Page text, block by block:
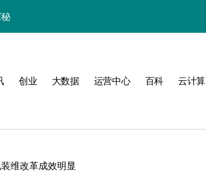
径
创业 大数据 运营中心 百科 云计算
维改革成效明显